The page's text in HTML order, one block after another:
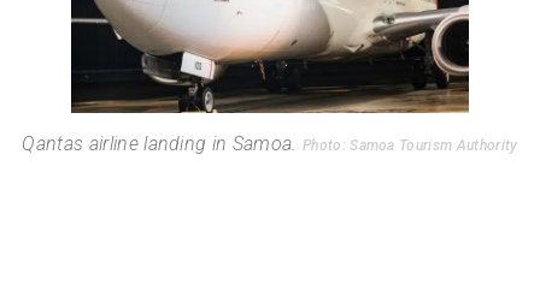
Qantas airline landing in Samoa. Photo: Samoa Tourism Authority